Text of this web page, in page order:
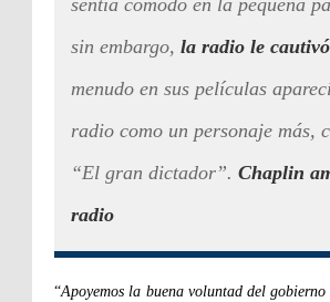
sentía cómodo en la pequeña
sin embargo, la radio le cautivó
menudo en sus películas
radio como un personaje más,
“El gran dictador”. Chaplin
radio
“Apoyemos la buena voluntad del gobierno